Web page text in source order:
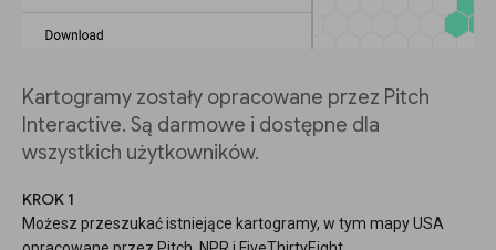
Kartogramy zostały opracowane przez Pitch
Interactive. Są darmowe i dostępne dla
wszystkich użytkowników.
KROK 1
Możesz przeszukać istniejące kartogramy, w tym mapy USA